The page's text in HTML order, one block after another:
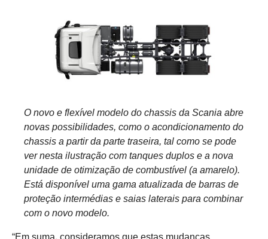
O novo e flexível modelo do chassis da Scania abre
novas possibilidades, como o acondicionamento do
chassis a partir da parte traseira, tal como se pode
ver nesta ilustração com tanques duplos e a nova
unidade de otimização de combustível (a amarelo).
Está disponível uma gama atualizada de barras de
proteção intermédias e saias laterais para combinar
com o novo modelo.
“Em suma, consideramos que estas mudanças